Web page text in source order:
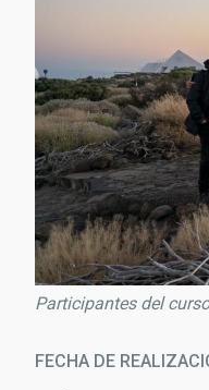
Participantes del
FECHA DE